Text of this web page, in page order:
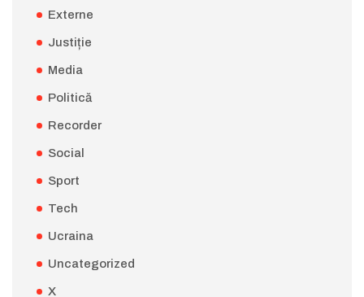
Externe
Justiție
Media
Politică
Recorder
Social
Sport
Tech
Ucraina
Uncategorized
X